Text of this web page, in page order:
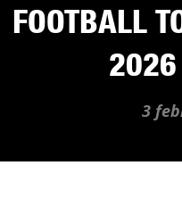
FOOTBALL
2026
3